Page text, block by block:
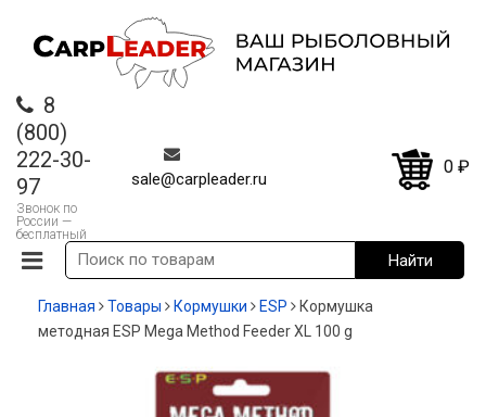
8
(800)
222-30-
97
Звонок по
России —
бесплатный
sale@carpleader.ru
0 ₽
Главная Товары Кормушки ESP
Кормушка
методная ESP Mega Method Feeder XL 100 g